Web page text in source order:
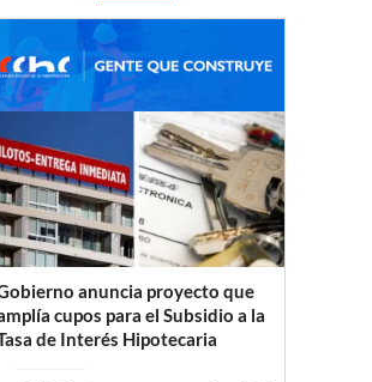
anuncia proyecto que
cupos para el Subsidio a la
de Interés Hipotecaria